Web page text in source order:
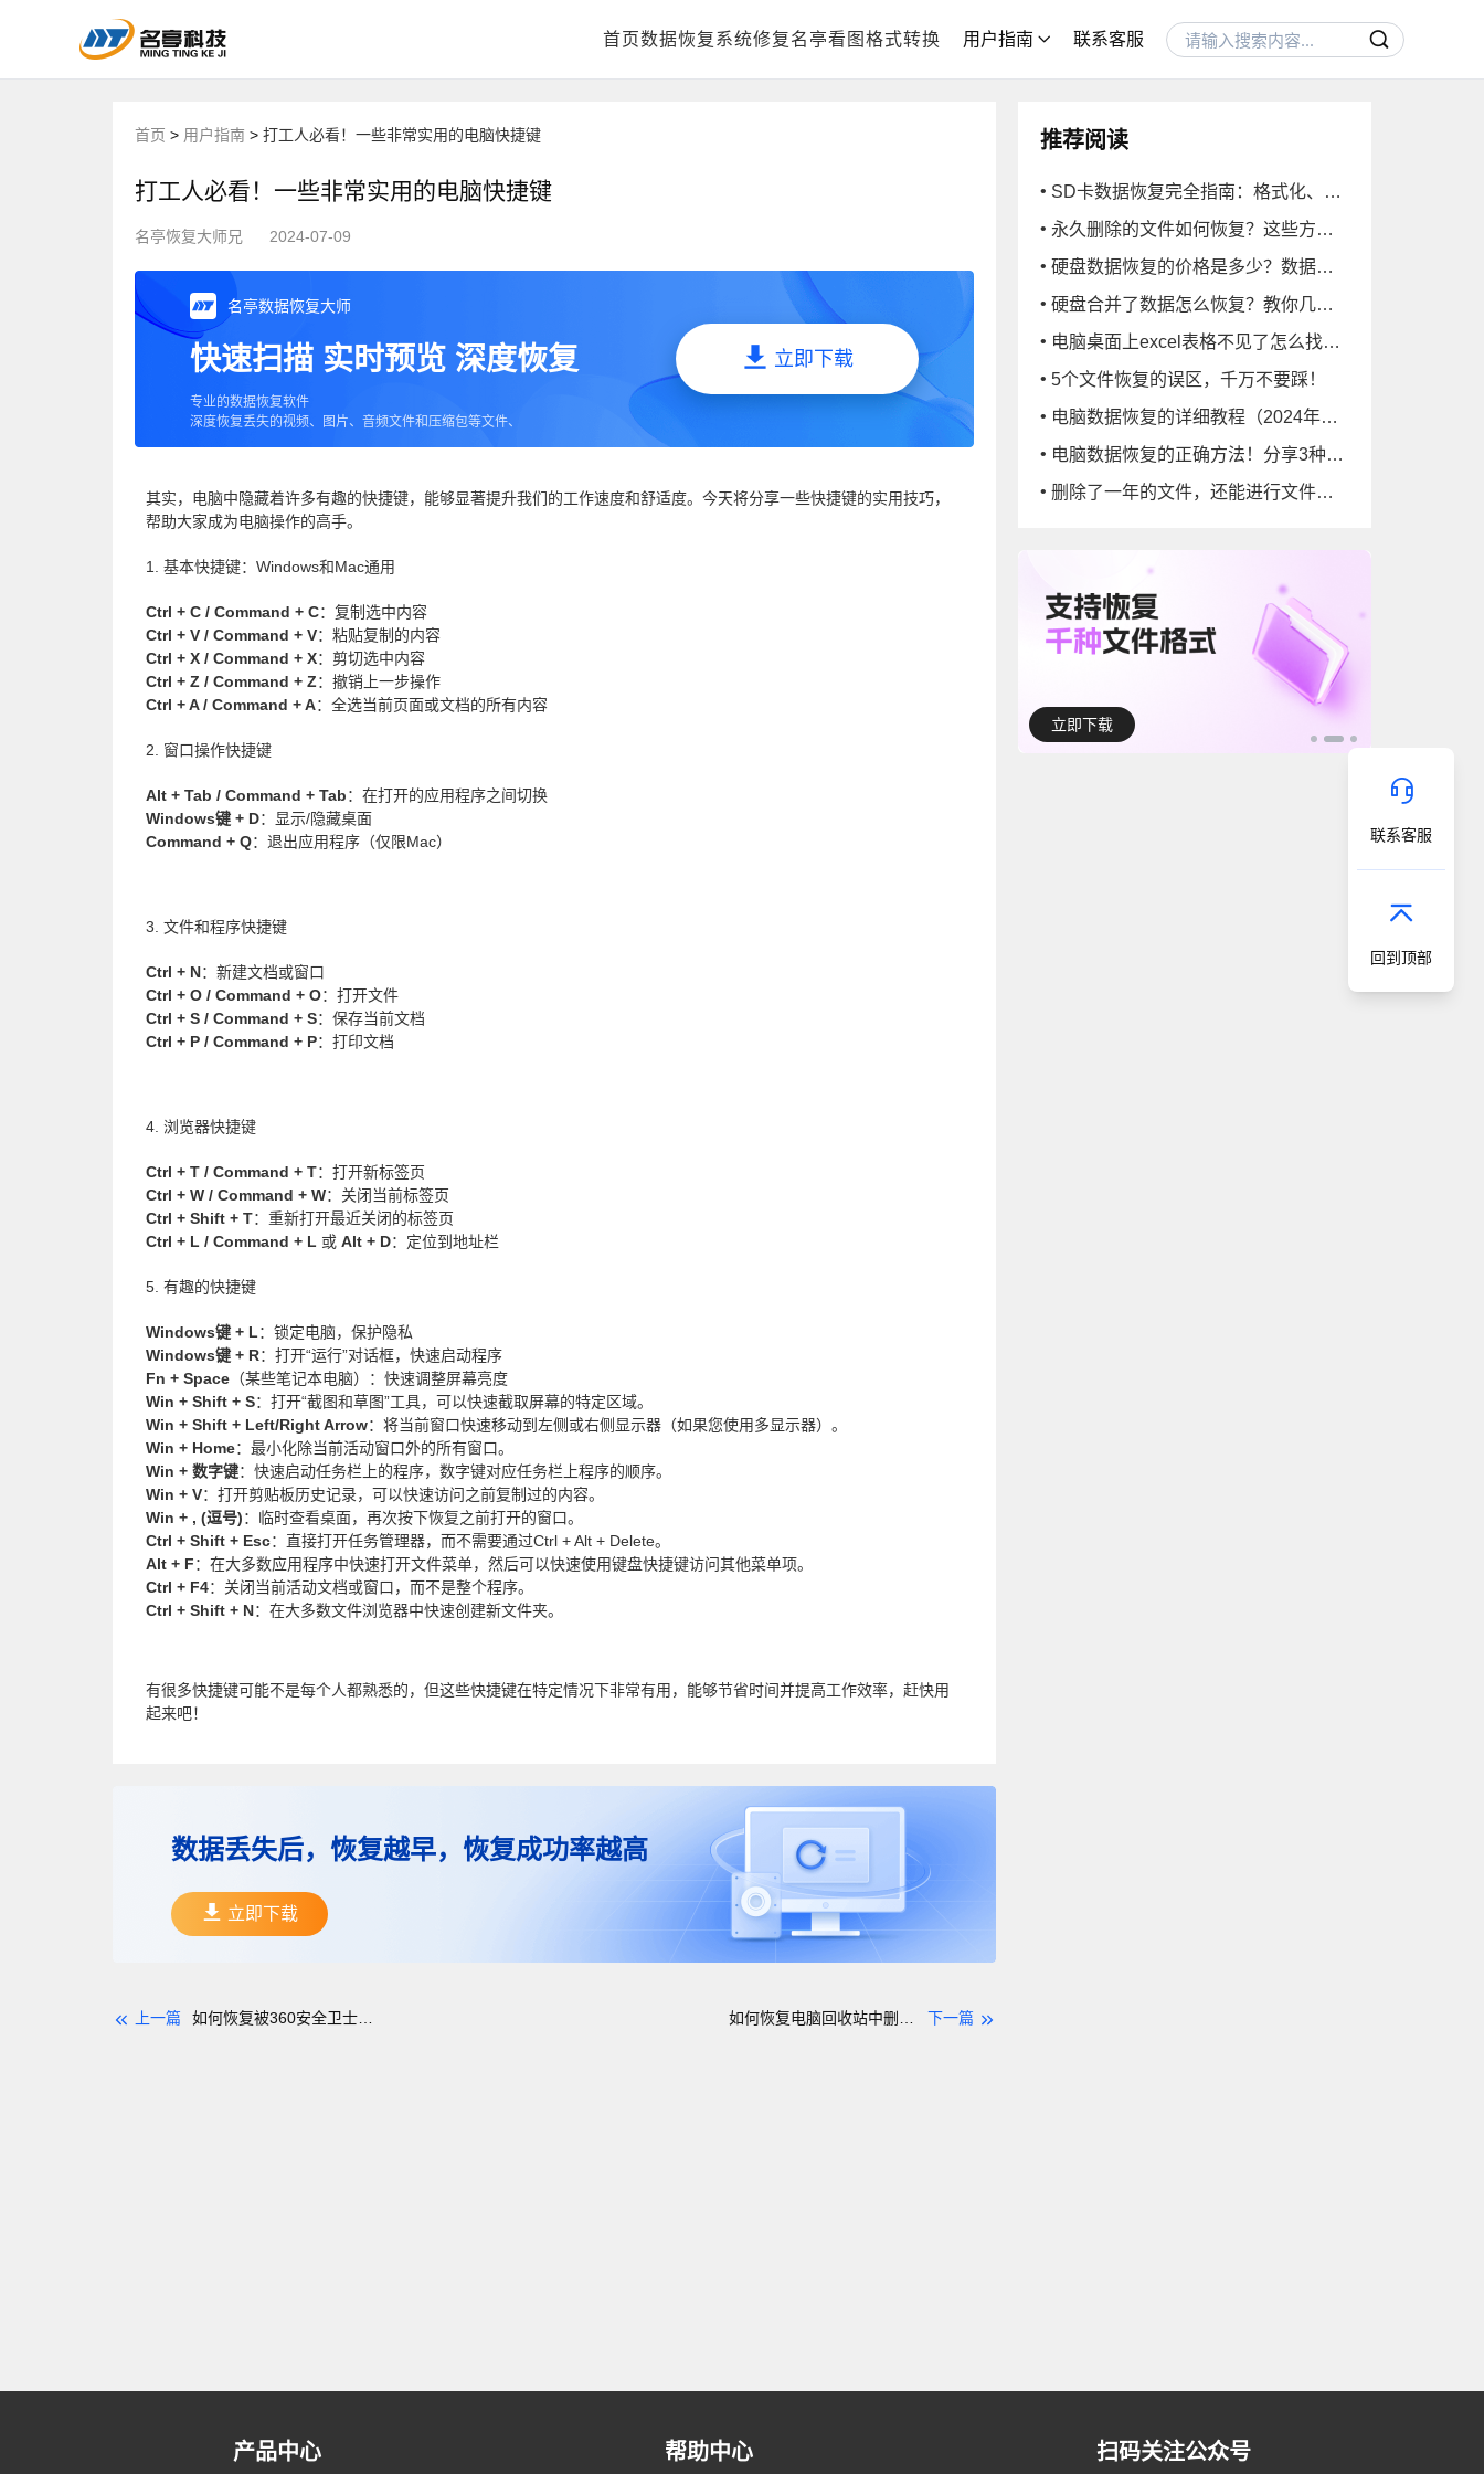
首页数据恢复系统修复名亭看图 格式转换 用户指南
DLL修复中心电脑数据恢复格式化数据恢复 回收站数据恢复硬盘数据恢复 U盘/SD卡数据恢复 电脑技巧
联系客服
联系客服
回到顶部
首页 > 用户指南 > 打工人必看！一些非常实用的电脑快捷键
打工人必看！一些非常实用的电脑快捷键
名亭恢复大师兄 2024-07-09
名亭数据恢复大师
快速扫描 实时预览 深度恢复
专业的数据恢复软件
深度恢复丢失的视频、图片、音频文件和压缩包等文件、
立即下载
其实，电脑中隐藏着许多有趣的快捷键，能够显著提升我们的工作速度和舒适度。今天将分享一些快捷键的实用技巧，
帮助大家成为电脑操作的高手。
1. 基本快捷键：Windows和Mac通用
Ctrl + C / Command + C：复制选中内容
Ctrl + V / Command + V：粘贴复制的内容
Ctrl + X / Command + X：剪切选中内容
Ctrl + Z / Command + Z：撤销上一步操作
Ctrl + A / Command + A：全选当前页面或文档的所有内容
2. 窗口操作快捷键
Alt + Tab / Command + Tab：在打开的应用程序之间切换
Windows键 + D：显示/隐藏桌面
Command + Q：退出应用程序（仅限Mac）
3. 文件和程序快捷键
Ctrl + N：新建文档或窗口
Ctrl + O / Command + O：打开文件
Ctrl + S / Command + S：保存当前文档
Ctrl + P / Command + P：打印文档
4. 浏览器快捷键
Ctrl + T / Command + T：打开新标签页
Ctrl + W / Command + W：关闭当前标签页
Ctrl + Shift + T：重新打开最近关闭的标签页
Ctrl + L / Command + L 或 Alt + D：定位到地址栏
5. 有趣的快捷键
Windows键 + L：锁定电脑，保护隐私
Windows键 + R：打开“运行”对话框，快速启动程序
Fn + Space （某些笔记本电脑）：快速调整屏幕亮度
Win + Shift + S：打开“截图和草图”工具，可以快速截取屏幕的特定区域。
Win + Shift + Left/Right Arrow：将当前窗口快速移动到左侧或右侧显示器（如果您使用多显示器）。
Win + Home：最小化除当前活动窗口外的所有窗口。
Win + 数字键：快速启动任务栏上的程序，数字键对应任务栏上程序的顺序。
Win + V：打开剪贴板历史记录，可以快速访问之前复制过的内容。
Win + , (逗号)：临时查看桌面，再次按下恢复之前打开的窗口。
Ctrl + Shift + Esc：直接打开任务管理器，而不需要通过Ctrl + Alt + Delete。
Alt + F：在大多数应用程序中快速打开文件菜单，然后可以快速使用键盘快捷键访问其他菜单项。
Ctrl + F4：关闭当前活动文档或窗口，而不是整个程序。
Ctrl + Shift + N：在大多数文件浏览器中快速创建新文件夹。
有很多快捷键可能不是每个人都熟悉的，但这些快捷键在特定情况下非常有用，能够节省时间并提高工作效率，赶快用
起来吧！
数据丢失后，恢复越早，恢复成功率越高
立即下载
上一篇 下一篇
推荐阅读
SD卡数据恢复完全指南：格式化、误删等全场景解决方案
永久删除的文件如何恢复？这些方法很实用
硬盘数据恢复的价格是多少？数据恢复的报价和恢复方法
硬盘合并了数据怎么恢复？教你几招搞定
电脑桌面上excel表格不见了怎么找回？
5个文件恢复的误区，千万不要踩！
电脑数据恢复的详细教程（2024年版）！数据恢复小白必看！
电脑数据恢复的正确方法！分享3种常用的！
删除了一年的文件，还能进行文件恢复吗？
立即下载
产品中心 帮助中心 扫码关注公众号